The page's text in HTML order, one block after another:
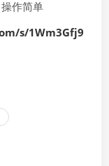
作简单
s/1Wm3Gfj9